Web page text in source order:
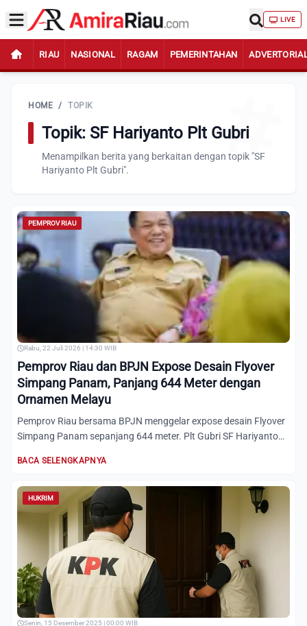
LIVE
RIAU NASIONAL RAGAM PEMERINTAHAN
HOME / TOPIK
Topik: SF Hariyanto Plt Gubri
Menampilkan berita yang berkaitan dengan topik "SF
Hariyanto Plt Gubri".
PEMPROV RIAU
Rabu, 22 Juli 2026 | 14:30 WIB
Pemprov Riau dan BPJN Expose Desain Flyover
Simpang Panam, Panjang 644 Meter dengan
Ornamen Melayu
Pemprov Riau bersama BPJN menggelar expose desain Flyover
Simpang Panam sepanjang 644 meter. Plt Gubri SF Hariyanto
BACA SELENGKAPNYA
HUKRIM
Senin, 15 Desember 2025 | 00:00 WIB